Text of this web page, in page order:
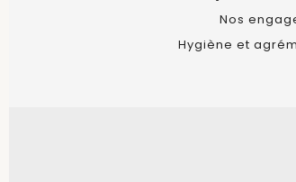
Nos
Hygiène et